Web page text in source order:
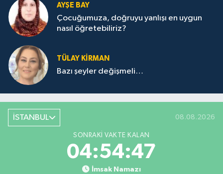
AYŞE BAY
Çocuğumuza, doğruyu yanlışı en uygun
nasıl öğretebiliriz?
TÜLAY KİRMAN
Bazı şeyler değişmeli…
İSTANBUL 08.08.2026
SONRAKI VAKTE KALAN
04:54:47
İmsak Namazı